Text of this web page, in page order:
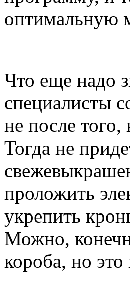
оптимальную
Что еще
не после
Тогда не
проложить
укрепить
Можно,
короба, но это